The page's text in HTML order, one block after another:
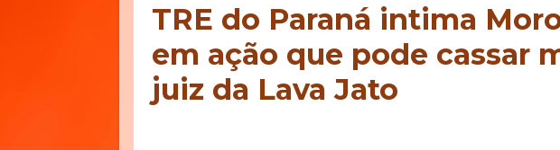
TRE do Paraná intima
em ação que pode cassar
juiz da Lava Jato